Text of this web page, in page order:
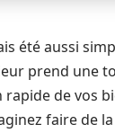
été aussi
prend une
de vos
faire de